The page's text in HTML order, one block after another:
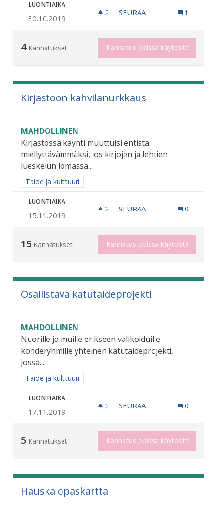
LUONTIAIKA
30.10.2019
2 2 SEURAAJAA
SEURAA 1
4 Kannatukset Kannatus poissa käytöstä
Kirjastoon kahvilanurkkaus
MAHDOLLINEN
Kirjastossa käynti muuttuisi entistä
miellyttävämmäksi, jos kirjojen ja lehtien
lueskelun lomassa...
Rajaa tulokset aihepiirin mukaan: Taide ja kulttuuri
Taide ja kulttuuri
LUONTIAIKA
15.11.2019
2 2 SEURAAJAA
SEURAA 0
15 Kannatukset Kannatus poissa käytöstä
Osallistava katutaideprojekti
MAHDOLLINEN
Nuorille ja muille erikseen valikoiduille
kohderyhmille yhteinen katutaideprojekti,
jossa...
Rajaa tulokset aihepiirin mukaan: Taide ja kulttuuri
Taide ja kulttuuri
LUONTIAIKA
17.11.2019
2 2 SEURAAJAA
SEURAA 0
5 Kannatukset Kannatus poissa käytöstä
Hauska opaskartta